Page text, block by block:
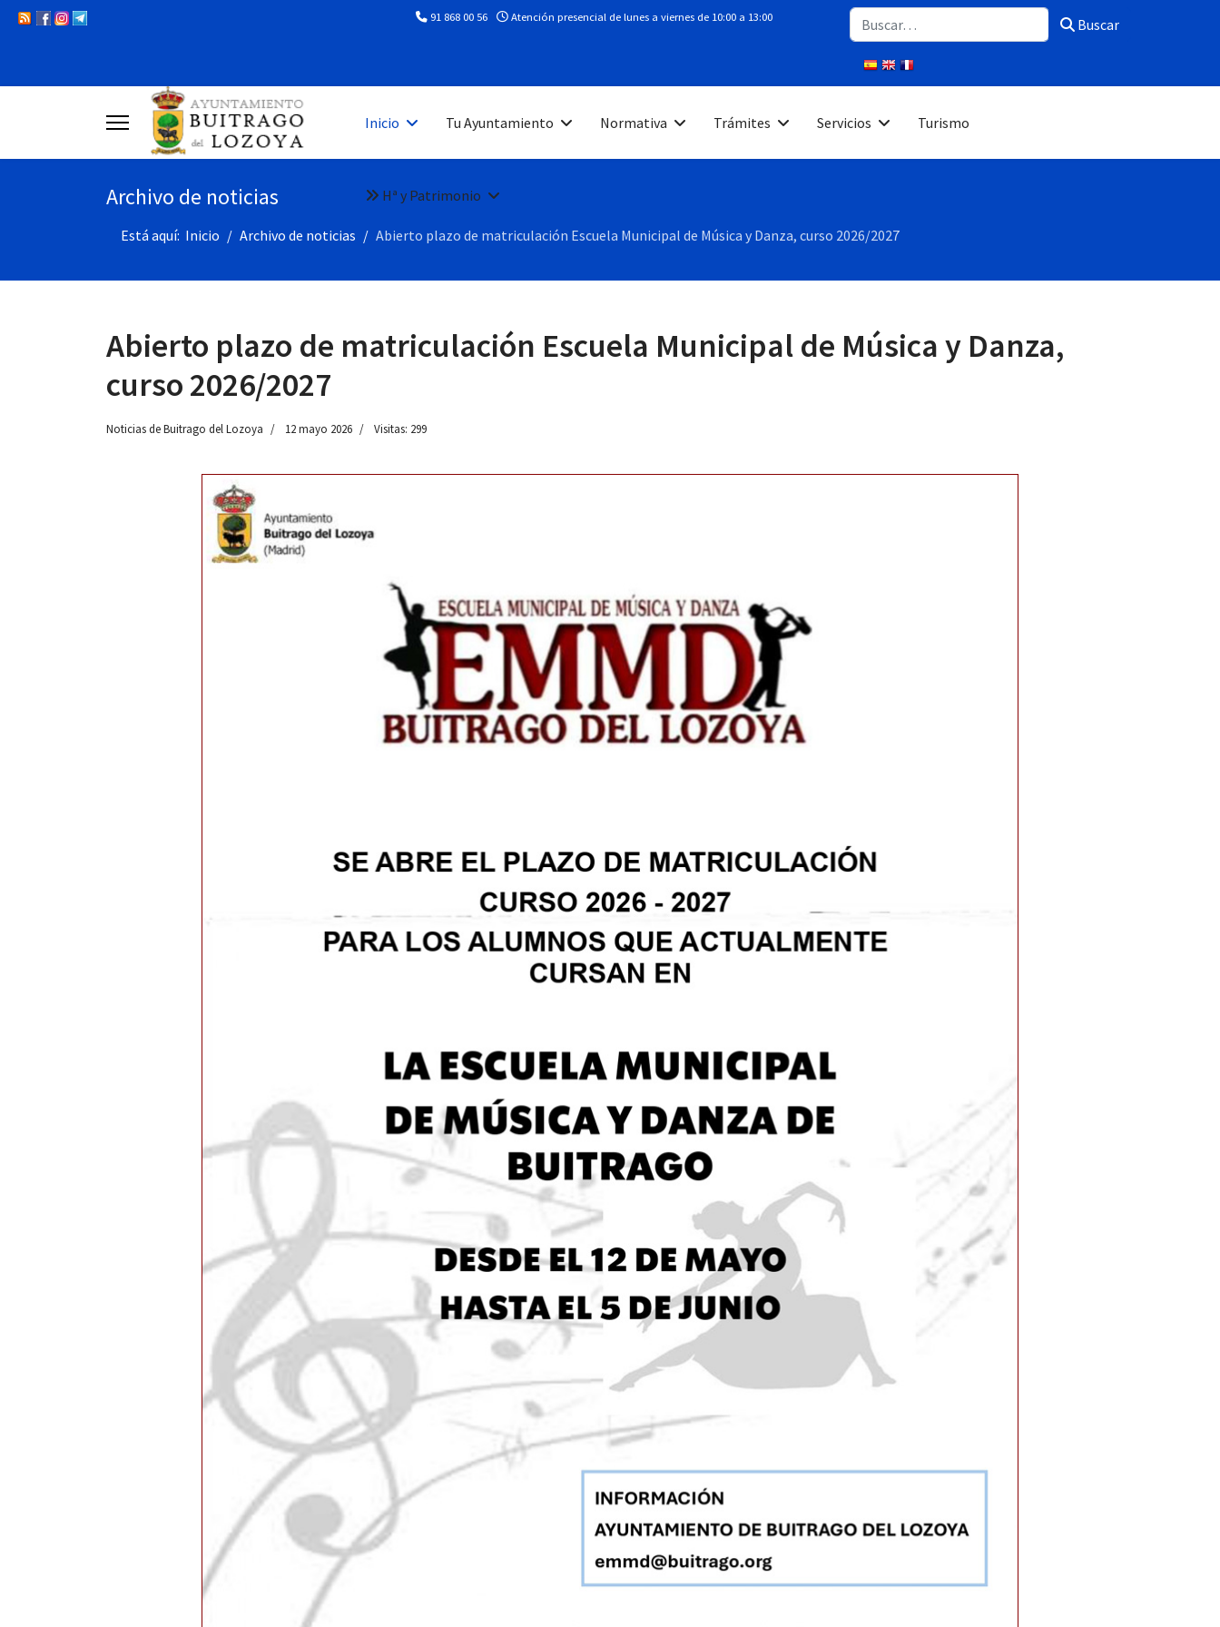
91 868 00 56 Atención presencial de lunes a viernes de 10:00 a 13:00 Buscar Buscar
Inicio Tu Ayuntamiento Normativa Trámites Servicios Turismo
Hª y Patrimonio
Archivo de noticias
Está aquí: Inicio Archivo de noticias Abierto plazo de matriculación Escuela Municipal de Música y Danza, curso 2026/2027
Abierto plazo de matriculación Escuela Municipal de Música y Danza,
curso 2026/2027
Noticias de Buitrago del Lozoya 12 mayo 2026 Visitas: 299